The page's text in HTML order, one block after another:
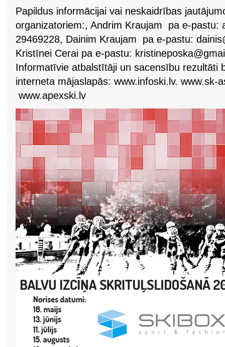
Papildus informācijai vai neskaidrības
organizatoriem:, Andrim Kraujam pa e-pastu:
29469228, Dainim Kraujam pa e-pastu:
Kristīnei Cerai pa e-pastu:
Informatīvie atbalstītāji un sacensību rezultāti
interneta mājaslapās: www.infoski.lv. www.sk-
www.apexski.lv